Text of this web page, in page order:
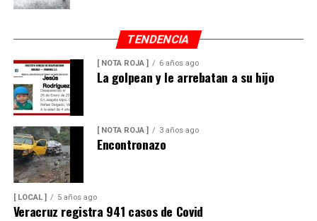
TENDENCIA
[ NOTA ROJA ] 6 años ago
La golpean y le arrebatan a su hijo
[ NOTA ROJA ] 3 años ago
Encontronazo
[ LOCAL ] 5 años ago
Veracruz registra 941 casos de Covid